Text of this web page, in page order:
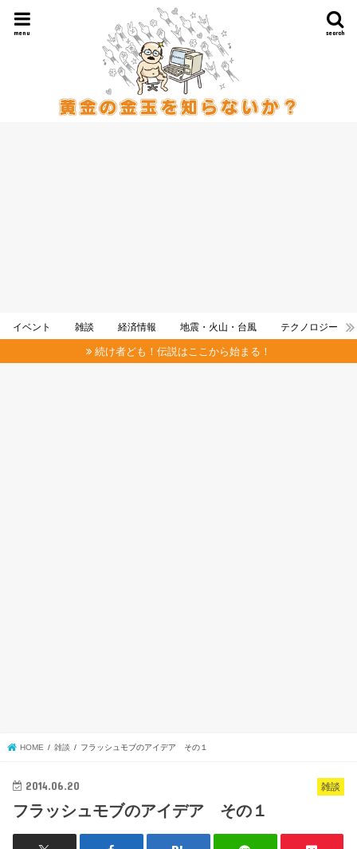
search
menu
イベント 雑談 経済情報 地震・火山・台風 テクノロジー
続け者ども！伝説はここから始まる！
HOME 雑談 フラッシュモブのアイデア その１
雑談
2014.06.20
フラッシュモブのアイデア その１